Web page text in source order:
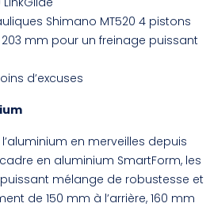
Shimano MT520 4 pistons
mm pour un freinage puissant
d’excuses
en merveilles depuis
en aluminium SmartForm, les
mélange de robustesse et
de 150 mm à l’arrière, 160 mm